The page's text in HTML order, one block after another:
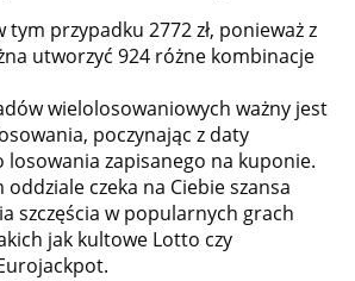
tym przypadku 2772 zł, ponieważ z
utworzyć 924 różne kombinacje
wielolosowaniowych ważny jest
poczynając z daty
losowania zapisanego na kuponie.
czeka na Ciebie szansa
szczęścia w popularnych grach
jak kultowe Lotto czy